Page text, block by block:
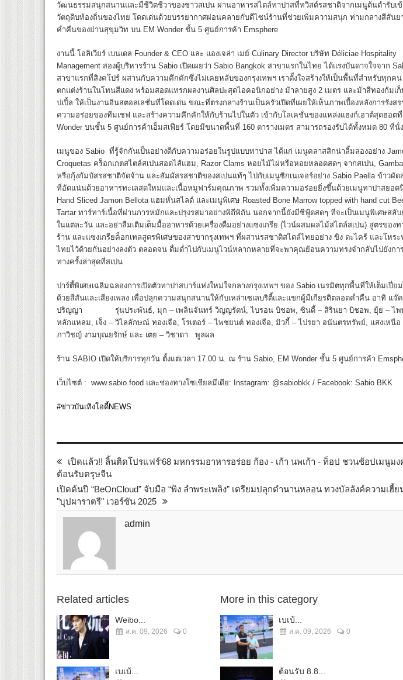
วัฒนธรรมสนุกสนานและมีชีวิตชีวาของชาวสเปน ผ่านอาหารสไตล์ทาปาสที่ทวิสต์รสชาติจากเมนูต้นตำรับเ
วัตถุดิบท้องถิ่นของไทย โดดเด่นด้วยบรรยากาศผ่อนคลายกับดีไซน์ร้านที่ช่วยเพิ่มความสนุก ท่ามกลางสีสันย
ค่ำคืนของย่านสุขุมวิท บน EM Wonder ชั้น 5 ศูนย์การค้า Emsphere
งานนี้ โอลิเวียร์ เบนเดล Founder & CEO และ แองเจล่า เมย์ Culinary Director บริษัท Déliciae Hospitality
Management สองผู้บริหารร้าน Sabio เปิดเผยว่า Sabio Bangkok สาขาแรกในไทย ได้แรงบันดาจใจจาก
สาขาแรกที่สิงคโปร์ ผสานกับความคึกคักซึ่งไม่เคยหลับของกรุงเทพฯ เราตั้งใจสร้างให้เป็นพื้นที่สำหรับทุกคน
ตกแต่งร้านในโทนสีแดง พร้อมสอดแทรกผลงานศิลปะสุดไอคอนิกอย่าง ม้าลายสูง 2 เมตร และม้าสีทองก้มเก็
ปเปิ้ล ให้เป็นงานอินสตอลเลชั่นที่โดดเด่น ขณะที่ตรงกลางร้านเป็นครัวเปิดที่เผยให้เห็นภาพเบื้องหลังการรังสร
ความอร่อยของทีมเชฟ และสร้างความคึกคักให้กับร้านไปในตัว เข้ากับโลเคชั่นของแหล่งแฮงก์เอาต์สุดฮอตที่
Wonder บนชั้น 5 ศูนย์การค้าเอ็มสเฟียร์ โดยมีขนาดพื้นที่ 160 ตารางเมตร สามารถรองรับได้ทั้งหมด 80 ที่นั่ง
เมนูของ Sabio ที่รู้จักกันเป็นอย่างดีกับความอร่อยในรูปแบบทาปาส ได้แก่ เมนูคลาสสิกน่าลิ้มลองอย่าง
Croquetas คร็อกเกตสไตล์สเปนสอดไส้แฮม, Razor Clams หอยไม้ไผ่หรือหอยหลอดสดๆ จากสเปน,
หรือกุ้งกัมบัสรสชาติจัดจ้าน และสัมผัสรสชาติของสเปนแท้ๆ ไปกับเมนูซิกเนเจอร์อย่าง Sabio Paella ข้าวผัด
ที่อัดแน่นด้วยอาหารทะเลสดใหม่และเนื้อหมูฟาร์มคุณภาพ รวมทั้งเพิ่มความอร่อยยิ่งขึ้นด้วยเมนูทาปาสยอด
Hand Sliced Jamon Bellota แฮมหั่นสไลด์ และเมนูพิเศษ Roasted Bone Marrow topped with hand cut
Tartar ทาร์ทาร์เนื้อที่ผ่านการหมักและปรุงรสมาอย่างพิถีพิถัน นอกจากนี้ยังมีซีฟู้ดสดๆ ที่จะเป็นเมนูพิเศษสลับ
ในแต่ละวัน และอย่าลืมเติมเต็มมื้ออาหารด้วยเครื่องดื่มอย่างแซงเกรีย (ไวน์ผสมผลไม้สไตล์สเปน) สูตรของท
ร้าน และแซงเกรียค็อกเทลสูตรพิเศษของสาขากรุงเทพฯ ที่ผสานรสชาติสไตล์ไทยอย่าง ขิง ตะไคร้ และโหระ
ไทยไว้ด้วยกันอย่างลงตัว ตลอดจน ดื่มด่ำไปกับเมนูไวน์หลากหลายที่จะพาคุณย้อนความทรงจำกลับไปยังกา
ทางครั้งล่าสุดที่สเปน
ปาร์ตี้พิเศษเฉลิมฉลองการเปิดตัวทาปาสบาร์แห่งใหม่ใจกลางกรุงเทพฯ ของ Sabio เนรมิตทุกพื้นที่ให้เต็มเปี่ยม
ด้วยสีสันและเสียงเพลง เพื่อปลุกความสนุกสนานให้กับเหล่าเซเลบริตี้และแขกผู้มีเกียรติตลอดค่ำคืน อาทิ แจ๊
ปริญญา รุ่นประพันธ์, มุก – เพลินจันทร์ วิญญรัตน์, ไบรอน บิชอพ, ซินดี้ – สิรินยา บิชอพ, ยุ้ย – ไพ
หลักแหลม, เจ็ง – วิไลลักษณ์ ทองเจือ, โรเตอร์ – ไพชยนต์ ทองเจือ, มิวกี้ – ไปรยา อนันตรทรัพย์, แสงเหนือ
ภาวิชญ์ งามบุณยรักษ์ และ เตย – วิชาดา พูลผล
ร้าน SABIO เปิดให้บริการทุกวัน ตั้งแต่เวลา 17.00 น. ณ ร้าน Sabio, EM Wonder ชั้น 5 ศูนย์การค้า
เว็บไซต์ : www.sabio.food และช่องทางโซเชียลมีเดีย: Instagram: @sabiobkk / Facebook: Sabio BKK
#ข่าวบันเทิงโอดี้NEWS
เปิดแล้ว!! ลิ้นติดโปรแฟร์‘68 มหกรรมอาหารอร่อย ก้อง - เก้า นพเก้า - ท็อป ชวนช้อปเมนูมง
ต้อนรับตรุษจีน
เปิดต้นปี “BeOnCloud” จับมือ “พิง ลำพระเพลิง” เตรียมปลุกตำนานหลอน ทวงบัลลังค์ความเฮี้ย
"บุปผาราตรี" เวอร์ชัน 2025
admin
Related articles
Weibo...
ส.ค. 09, 2026 0
เบเบ้...
More in this category
เบเบ้...
ส.ค. 09, 2026 0
ต้อนรับ 8.8...